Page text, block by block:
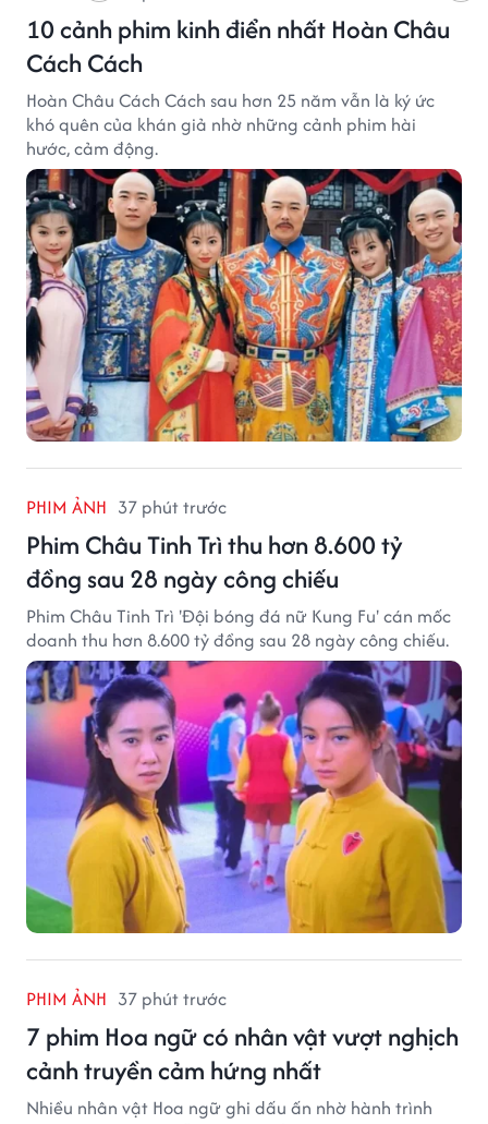
10 cảnh phim kinh điển nhất Hoàn Châu
Cách Cách
Hoàn Châu Cách Cách sau hơn 25 năm vẫn là ký ức
khó quên của khán giả nhờ những cảnh phim hài
hước, cảm động.
PHIM ẢNH 37 phút trước
Phim Châu Tinh Trì thu hơn 8.600 tỷ
đồng sau 28 ngày công chiếu
Phim Châu Tinh Trì 'Đội bóng đá nữ Kung Fu' cán mốc
doanh thu hơn 8.600 tỷ đồng sau 28 ngày công chiếu.
PHIM ẢNH 37 phút trước
7 phim Hoa ngữ có nhân vật vượt nghịch
cảnh truyền cảm hứng nhất
Nhiều nhân vật Hoa ngữ ghi dấu ấn nhờ hành trình